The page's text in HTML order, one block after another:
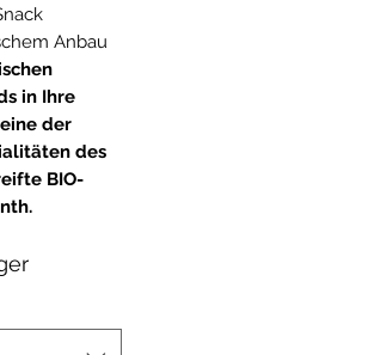
Anbau
in Ihre
der
des
BIO-